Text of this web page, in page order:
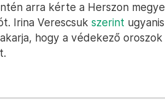
arra kérte a Herszon megye
Irina Verescsuk szerint ugyanis
hogy a védekező oroszok